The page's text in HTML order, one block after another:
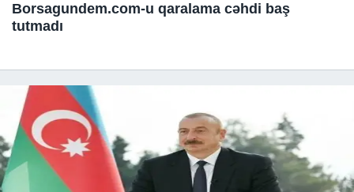
Borsagundem.com-u qaralama cəhdi baş
tutmadı